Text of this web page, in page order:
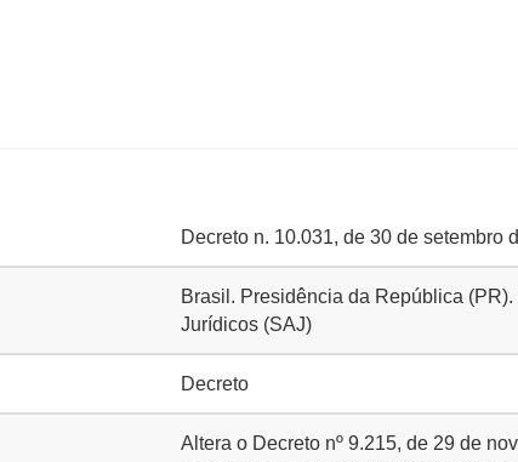
Decreto n. 10.031, de 30 de setembro
Brasil. Presidência da República
Jurídicos (SAJ)
Decreto
Altera o Decreto nº 9.215, de 29 de